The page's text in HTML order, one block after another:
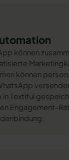
können
können
in Textiful
Engagement-